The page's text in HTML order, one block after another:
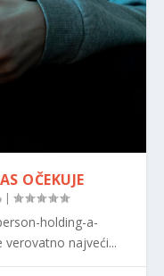
OČEKUJE
|
holding-a-
najveći...